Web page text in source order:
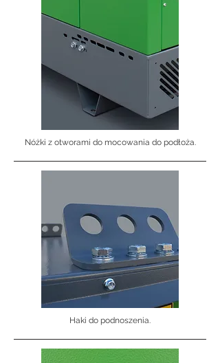
Nóżki z otworami do mocowania do podłoża.
Haki do podnoszenia.